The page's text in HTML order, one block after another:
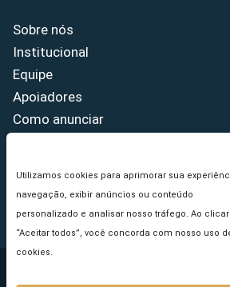
Utilizamos cookies para aprimorar sua
navegação, exibir anúncios ou conteúdo
personalizado e analisar nosso tráfego. Ao
“Aceitar todos”, você concorda com nosso uso
cookies.
Sobre nós
Institucional
Equipe
Apoiadores
Como anunciar
Princípios Editoriais
Copyright © 2026 - Portal da